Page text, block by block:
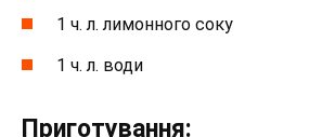
1 ч. л. лимонного соку
1 ч. л. води
Приготування: